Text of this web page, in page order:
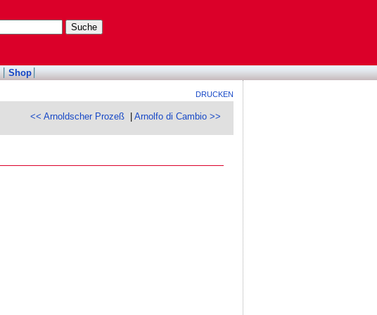
Shop
DRUCKEN
<< Arnoldscher Prozeß |Arnolfo di Cambio >>